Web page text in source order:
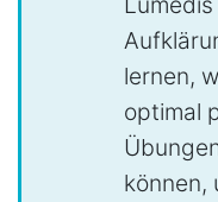
lernen,
optimal
können,